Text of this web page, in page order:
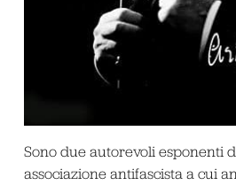
Sono due autorevoli esponenti
associazione antifascista a cui